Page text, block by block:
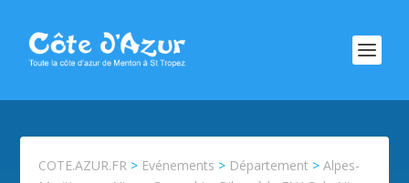
COTE.AZUR.FR > Evénements > Département >Alpes-